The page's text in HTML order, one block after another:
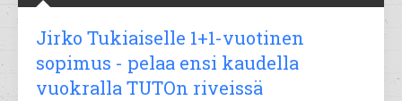
Jirko Tukiaiselle 1+1-vuotinen
sopimus - pelaa ensi kaudella
vuokralla TUTOn riveissä